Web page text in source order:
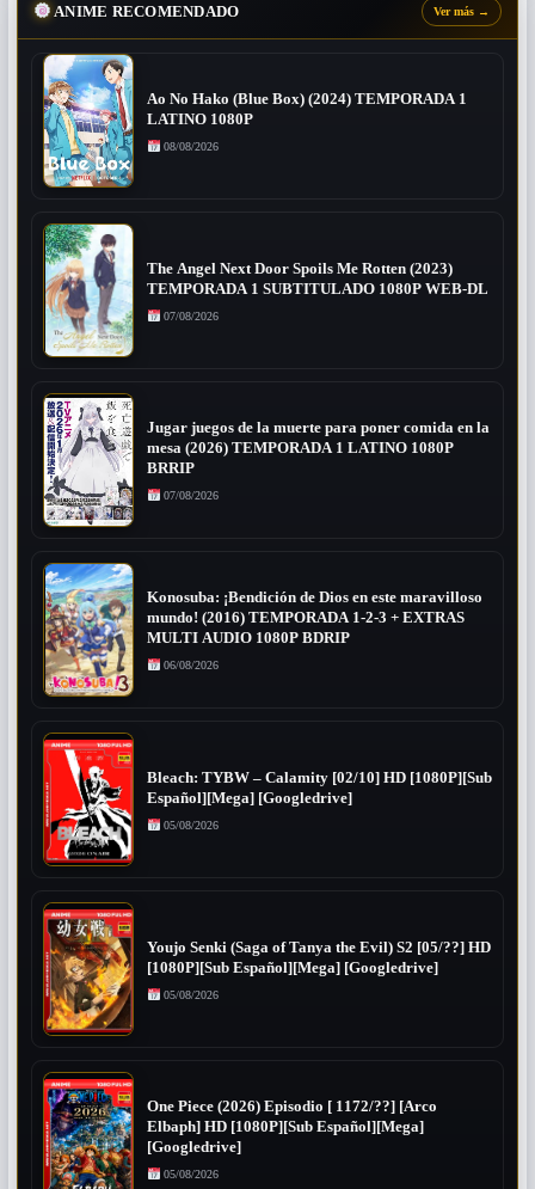
ANIME RECOMENDADO Ver más →
Ao No Hako (Blue Box) (2024) TEMPORADA 1
LATINO 1080P
08/08/2026
The Angel Next Door Spoils Me Rotten (2023)
TEMPORADA 1 SUBTITULADO 1080P WEB-DL
07/08/2026
Jugar juegos de la muerte para poner comida en la
mesa (2026) TEMPORADA 1 LATINO 1080P
BRRIP
07/08/2026
Konosuba: ¡Bendición de Dios en este maravilloso
mundo! (2016) TEMPORADA 1-2-3 + EXTRAS
MULTI AUDIO 1080P BDRIP
06/08/2026
Bleach: TYBW – Calamity [02/10] HD [1080P][Sub
Español][Mega] [Googledrive]
05/08/2026
Youjo Senki (Saga of Tanya the Evil) S2 [05/??] HD
[1080P][Sub Español][Mega] [Googledrive]
05/08/2026
One Piece (2026) Episodio [ 1172/??] [Arco
Elbaph] HD [1080P][Sub Español][Mega]
[Googledrive]
05/08/2026